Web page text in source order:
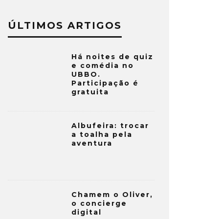
ÚLTIMOS ARTIGOS
Há noites de quiz
e comédia no
UBBO.
Participação é
gratuita
Albufeira: trocar
a toalha pela
aventura
Chamem o Oliver,
o concierge
digital